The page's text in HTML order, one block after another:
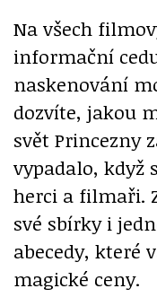
Na všech
informační
naskenování
dozvíte, jakou
svět Princezny
vypadalo, když
herci a filmaři.
své sbírky i
abecedy, které
magické ceny.